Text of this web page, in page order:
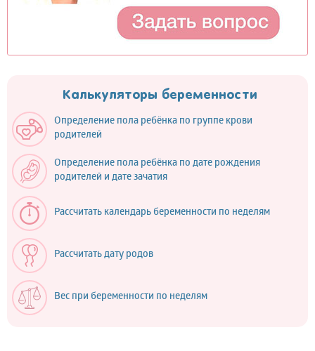
Калькуляторы беременности
Определение пола ребёнка по группе крови
родителей
Определение пола ребёнка по дате рождения
родителей и дате зачатия
Рассчитать календарь беременности по неделям
Рассчитать дату родов
Вес при беременности по неделям